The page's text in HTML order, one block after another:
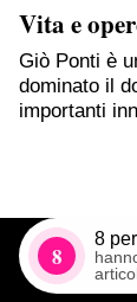
Vita e
Giò Ponti è
dominato il
importanti
8
8